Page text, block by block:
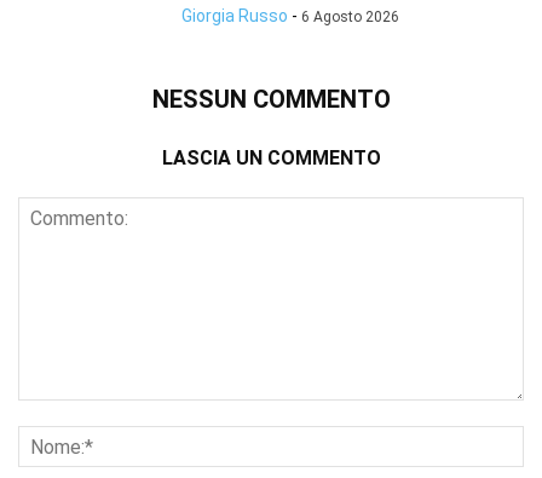
Giorgia Russo - 6 Agosto 2026
NESSUN COMMENTO
LASCIA UN COMMENTO